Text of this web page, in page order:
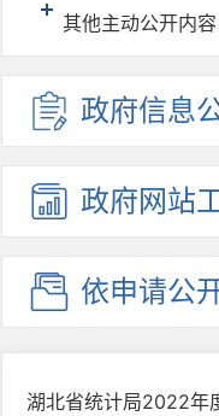
其他主动公开内容
政府信息
政府网站
依申请公
湖北省统计局2022年